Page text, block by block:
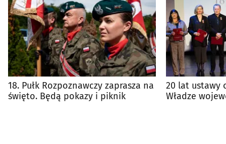
18. Pułk Rozpoznawczy zaprasza na
święto. Będą pokazy i piknik
20 lat ustawy
Władze